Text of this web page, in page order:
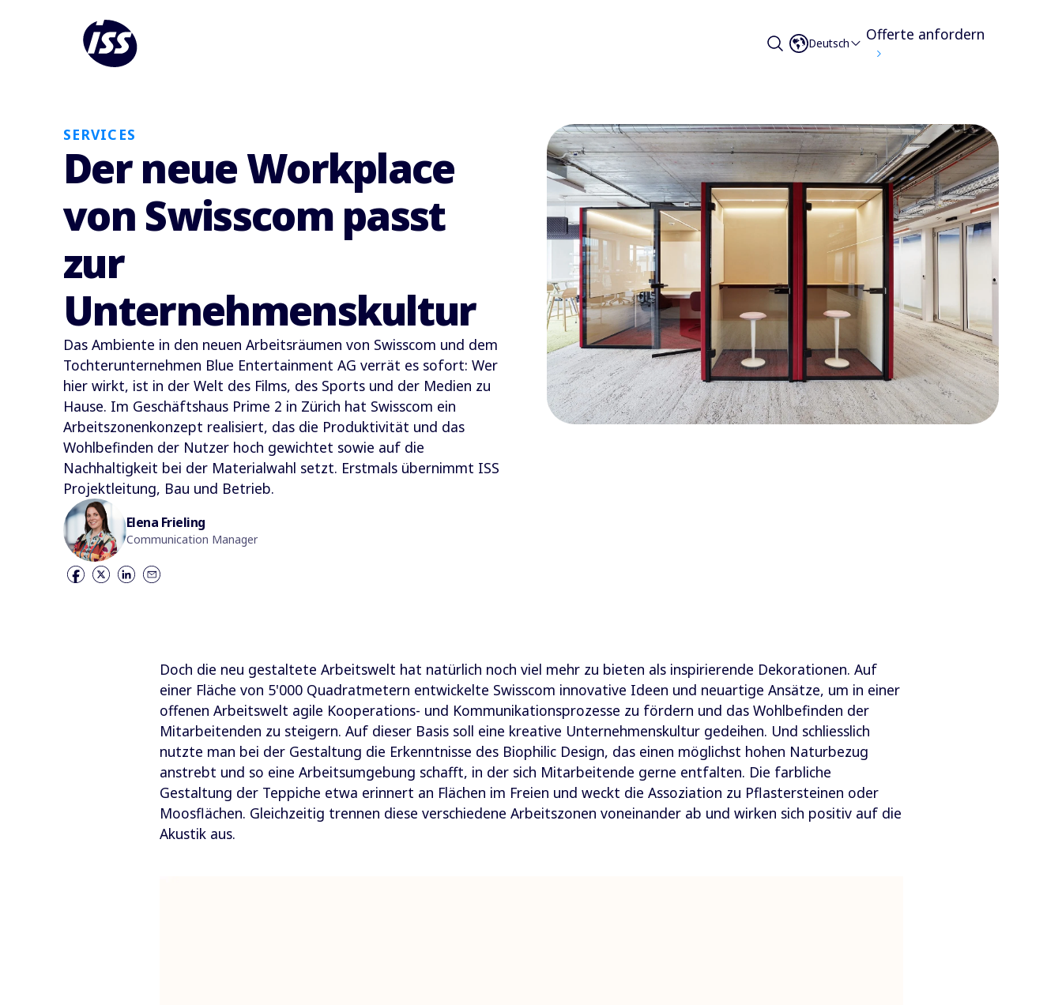
Deutsch Offerte anfordern
SERVICES
Der neue Workplace
von Swisscom passt
zur
Unternehmenskultur
Das Ambiente in den neuen Arbeitsräumen von Swisscom und dem
Tochterunternehmen Blue Entertainment AG verrät es sofort: Wer
hier wirkt, ist in der Welt des Films, des Sports und der Medien zu
Hause. Im Geschäftshaus Prime 2 in Zürich hat Swisscom ein
Arbeitszonenkonzept realisiert, das die Produktivität und das
Wohlbefinden der Nutzer hoch gewichtet sowie auf die
Nachhaltigkeit bei der Materialwahl setzt. Erstmals übernimmt ISS
Projektleitung, Bau und Betrieb.
Elena Frieling
Communication Manager
Doch die neu gestaltete Arbeitswelt hat natürlich noch viel mehr zu bieten als inspirierende Dekorationen. Auf
einer Fläche von 5'000 Quadratmetern entwickelte Swisscom innovative Ideen und neuartige Ansätze, um in einer
offenen Arbeitswelt agile Kooperations- und Kommunikationsprozesse zu fördern und das Wohlbefinden der
Mitarbeitenden zu steigern. Auf dieser Basis soll eine kreative Unternehmenskultur gedeihen. Und schliesslich
nutzte man bei der Gestaltung die Erkenntnisse des Biophilic Design, das einen möglichst hohen Naturbezug
anstrebt und so eine Arbeitsumgebung schafft, in der sich Mitarbeitende gerne entfalten. Die farbliche
Gestaltung der Teppiche etwa erinnert an Flächen im Freien und weckt die Assoziation zu Pflastersteinen oder
Moosflächen. Gleichzeitig trennen diese verschiedene Arbeitszonen voneinander ab und wirken sich positiv auf die
Akustik aus.